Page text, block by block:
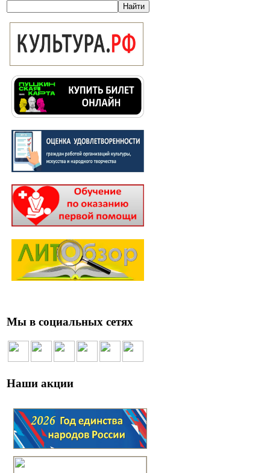
Мы в социальных сетях
Наши акции